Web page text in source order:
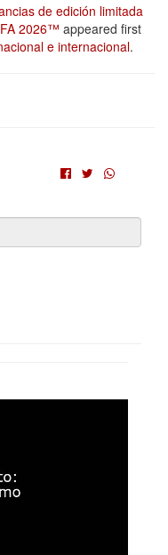
de edición limitada
2026™ appeared first
e internacional.